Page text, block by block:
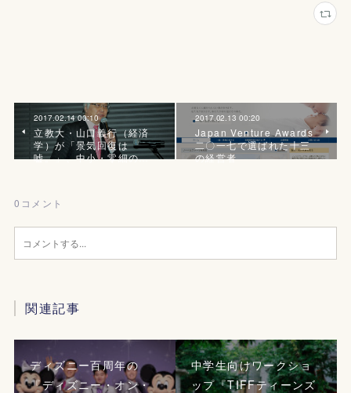
2017.02.14 00:10
立教大・山口義行（経済
学）が「景気回復は
嘘。」、中小・零細の…
2017.02.13 00:20
Japan Venture Awards
二〇一七で選ばれた十三
の経営者
0 コメント
関連記事
ディズニー百周年の
『ディズニー・オン・
中学生向けワークショ
ップ『TIFFティーンズ